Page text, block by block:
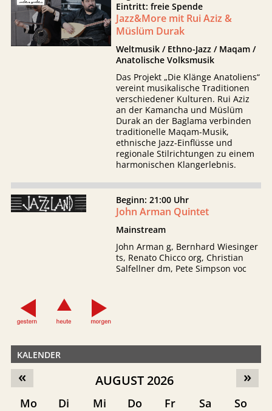
Eintritt: freie Spende
Jazz&More mit Rui Aziz &
Müslüm Durak
Weltmusik / Ethno-Jazz / Maqam /
Anatolische Volksmusik
Das Projekt „Die Klänge Anatoliens“
vereint musikalische Traditionen
verschiedener Kulturen. Rui Aziz
an der Kamancha und Müslüm
Durak an der Baglama verbinden
traditionelle Maqam-Musik,
ethnische Jazz-Einflüsse und
regionale Stilrichtungen zu einem
harmonischen Klangerlebnis.
Beginn: 21:00 Uhr
John Arman Quintet
Mainstream
John Arman g, Bernhard Wiesinger
ts, Renato Chicco org, Christian
Salfellner dm, Pete Simpson voc
KALENDER
»
« AUGUST 2026
Mo Di Mi Do Fr Sa
So